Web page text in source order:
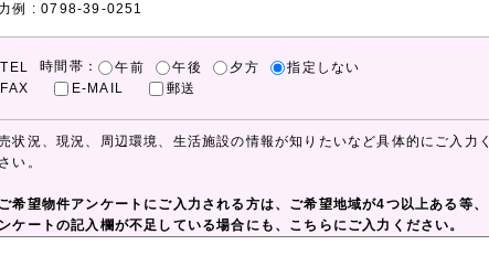
例 : 0798-39-0251
TEL 時間帯： 午前 午後 夕方
指定しない
FAX
E-MAIL 郵送
状況、現況、周辺環境、生活施設の情報が知りたいなど具体的にご入力く
い。
希望物件アンケートにご入力される方は、ご希望地域が4つ以上ある等、
ケートの記入欄が不足している場合にも、こちらにご入力ください。